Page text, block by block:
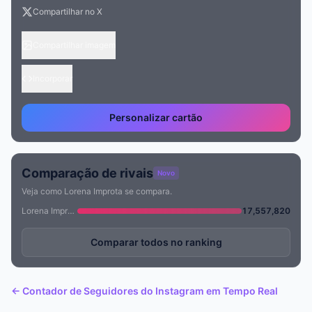
Compartilhar no X
Personalizar cartão
Comparação de rivais Novo
Veja como Lorena Improta se compara.
Lorena Improta
17,557,820
Comparar todos no ranking
← Contador de Seguidores do Instagram em Tempo Real